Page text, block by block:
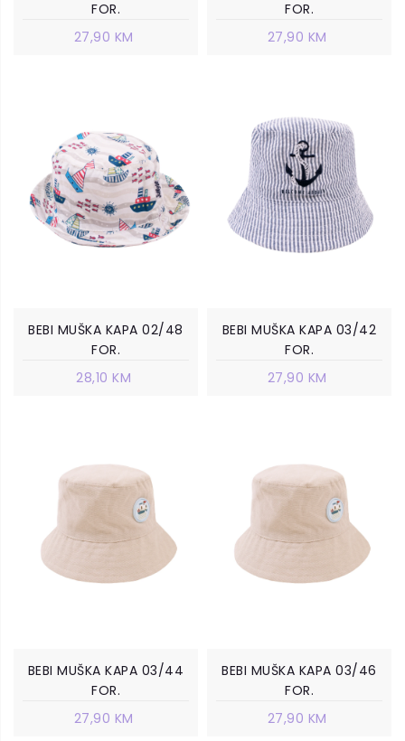
FOR.
27,90 KM
FOR.
27,90 KM
BEBI MUŠKA KAPA 02/48
FOR.
28,10 KM
BEBI MUŠKA KAPA 03/42
FOR.
27,90 KM
BEBI MUŠKA KAPA 03/44
FOR.
27,90 KM
BEBI MUŠKA KAPA 03/46
FOR.
27,90 KM